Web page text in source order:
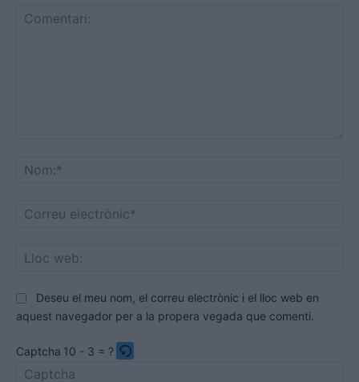
Deseu el meu nom, el correu electrònic i el lloc web en
aquest navegador per a la propera vegada que comenti.
Captcha 10 - 3 = ?